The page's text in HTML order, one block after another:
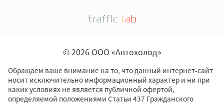
© 2026 ООО «Автохолод»
Обращаем ваше внимание на то, что данный интернет-сайт
носит исключительно информационный характер и ни при
каких условиях не является публичной офертой,
определяемой положениями Статьи 437 Гражданского